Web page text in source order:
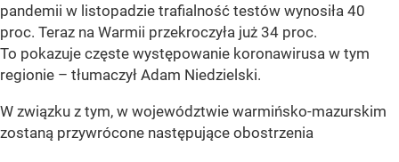
pandemii w listopadzie trafialność testów wynosiła 40
proc. Teraz na Warmii przekroczyła już 34 proc.
To pokazuje częste występowanie koronawirusa w tym
regionie – tłumaczył Adam Niedzielski.
W związku z tym, w województwie warmińsko-mazurskim
zostaną przywrócone następujące obostrzenia